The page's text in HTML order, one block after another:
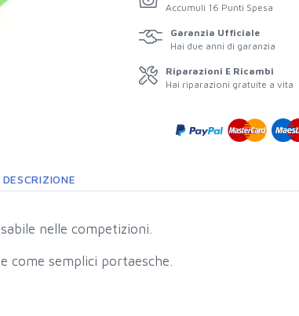
Accumuli 16 Punti Spesa
Garanzia Ufficiale
Hai due anni di garanzia
Riparazioni E Ricambi
Hai riparazioni gratuite a vita
DESCRIZIONE
nelle competizioni.
come semplici portaesche.